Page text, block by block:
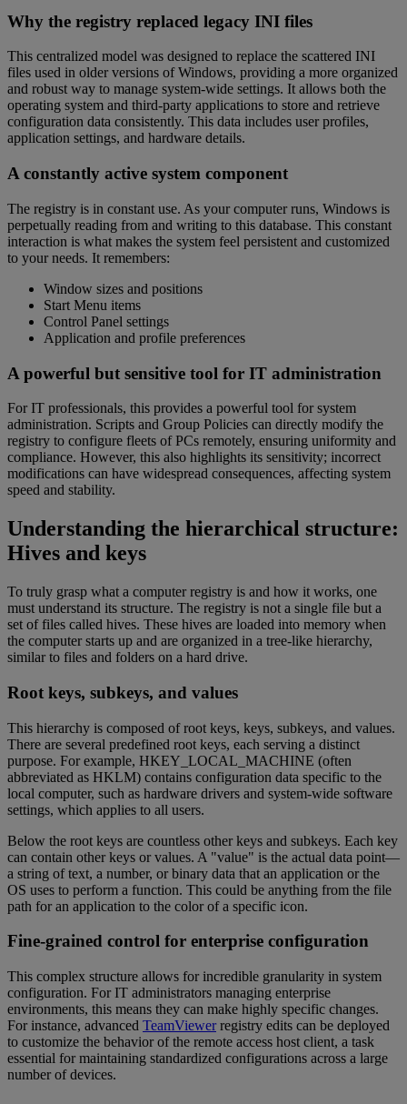
Why the registry replaced legacy INI files
This centralized model was designed to replace the scattered INI
files used in older versions of Windows, providing a more organized
and robust way to manage system-wide settings. It allows both the
operating system and third-party applications to store and retrieve
configuration data consistently. This data includes user profiles,
application settings, and hardware details.
A constantly active system component
The registry is in constant use. As your computer runs, Windows is
perpetually reading from and writing to this database. This constant
interaction is what makes the system feel persistent and customized
to your needs. It remembers:
Window sizes and positions
Start Menu items
Control Panel settings
Application and profile preferences
A powerful but sensitive tool for IT administration
For IT professionals, this provides a powerful tool for system
administration. Scripts and Group Policies can directly modify the
registry to configure fleets of PCs remotely, ensuring uniformity and
compliance. However, this also highlights its sensitivity; incorrect
modifications can have widespread consequences, affecting system
speed and stability.
Understanding the hierarchical structure:
Hives and keys
To truly grasp what a computer registry is and how it works, one
must understand its structure. The registry is not a single file but a
set of files called hives. These hives are loaded into memory when
the computer starts up and are organized in a tree-like hierarchy,
similar to files and folders on a hard drive.
Root keys, subkeys, and values
This hierarchy is composed of root keys, keys, subkeys, and values.
There are several predefined root keys, each serving a distinct
purpose. For example, HKEY_LOCAL_MACHINE (often
abbreviated as HKLM) contains configuration data specific to the
local computer, such as hardware drivers and system-wide software
settings, which applies to all users.
Below the root keys are countless other keys and subkeys. Each key
can contain other keys or values. A "value" is the actual data point—
a string of text, a number, or binary data that an application or the
OS uses to perform a function. This could be anything from the file
path for an application to the color of a specific icon.
Fine-grained control for enterprise configuration
This complex structure allows for incredible granularity in system
configuration. For IT administrators managing enterprise
environments, this means they can make highly specific changes.
For instance, advanced TeamViewerregistry edits can be deployed
to customize the behavior of the remote access host client, a task
essential for maintaining standardized configurations across a large
number of devices.